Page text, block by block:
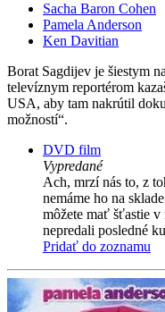
Sacha Baron Cohen
Pamela Anderson
Ken Davitian
Borat Sagdijev je šiestym
televíznym reportérom
USA, aby tam nakrútil
možností“.
DVD film
Vypredané
Ach, mrzí nás to, z
nemáme ho na
môžete mať šťastie
nepredali posledné
Pridať do zoznamu